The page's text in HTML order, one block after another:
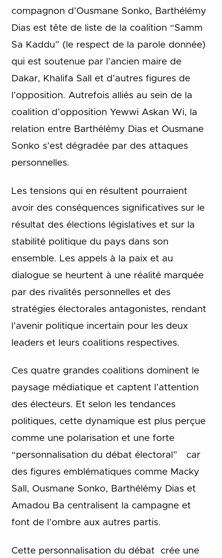
compagnon d’Ousmane Sonko, Barthélémy
Dias est tête de liste de la coalition “Samm
Sa Kaddu” (le respect de la parole donnée)
qui est soutenue par l’ancien maire de
Dakar, Khalifa Sall et d’autres figures de
l’opposition. Autrefois alliés au sein de la
coalition d’opposition Yewwi Askan Wi, la
relation entre Barthélémy Dias et Ousmane
Sonko s’est dégradée par des attaques
personnelles.
Les tensions qui en résultent pourraient
avoir des conséquences significatives sur le
résultat des élections législatives et sur la
stabilité politique du pays dans son
ensemble. Les appels à la paix et au
dialogue se heurtent à une réalité marquée
par des rivalités personnelles et des
stratégies électorales antagonistes, rendant
l’avenir politique incertain pour les deux
leaders et leurs coalitions respectives.
Ces quatre grandes coalitions dominent le
paysage médiatique et captent l’attention
des électeurs. Et selon les tendances
politiques, cette dynamique est plus perçue
comme une polarisation et une forte
“personnalisation du débat électoral” car
des figures emblématiques comme Macky
Sall, Ousmane Sonko, Barthélémy Dias et
Amadou Ba centralisent la campagne et
font de l’ombre aux autres partis.
Cette personnalisation du débat crée une